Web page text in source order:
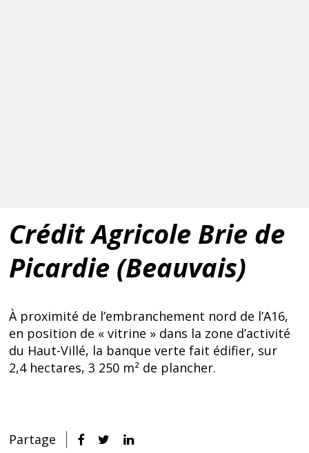
Crédit Agricole Brie de
Picardie (Beauvais)
À proximité de l’embranchement nord de l’A16,
en position de « vitrine » dans la zone d’activité
du Haut-Villé, la banque verte fait édifier, sur
2,4 hectares, 3 250 m² de plancher.
Partage